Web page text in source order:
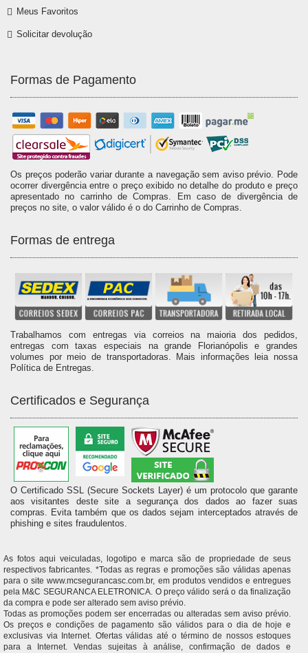
Meus Favoritos
Solicitar devolução
Formas de Pagamento
Os preços poderão variar durante a navegação sem aviso prévio. Pode
ocorrer divergência entre o preço exibido no detalhe do produto e preço
apresentado no carrinho de Compras. Em caso de divergência de
preços no site, o valor válido é o do Carrinho de Compras.
Formas de entrega
Trabalhamos com entregas via correios na maioria dos pedidos,
entregas com taxas especiais na grande Florianópolis e grandes
volumes por meio de transportadoras. Mais informações leia nossa
Política de Entregas.
Certificados e Segurança
O Certificado SSL (Secure Sockets Layer) é um protocolo que garante
aos visitantes deste site a segurança dos dados ao fazer suas
compras. Evita também que os dados sejam interceptados através de
phishing e sites fraudulentos.
As fotos aqui veiculadas, logotipo e marca são de propriedade de seus
respectivos fabricantes. *Todas as regras e promoções são válidas apenas
para o site www.mcsegurancasc.com.br, em produtos vendidos e entregues
pela M&C SEGURANCA ELETRONICA. O preço válido será o da finalização
da compra e pode ser alterado sem aviso prévio.
Todas as promoções podem ser encerradas ou alteradas sem aviso prévio.
Os preços e condições de pagamento são válidos para o dia de hoje e
exclusivas via Internet. Ofertas válidas até o término de nossos estoques
para a Internet. Vendas sujeitas à análise, confirmação de dados e